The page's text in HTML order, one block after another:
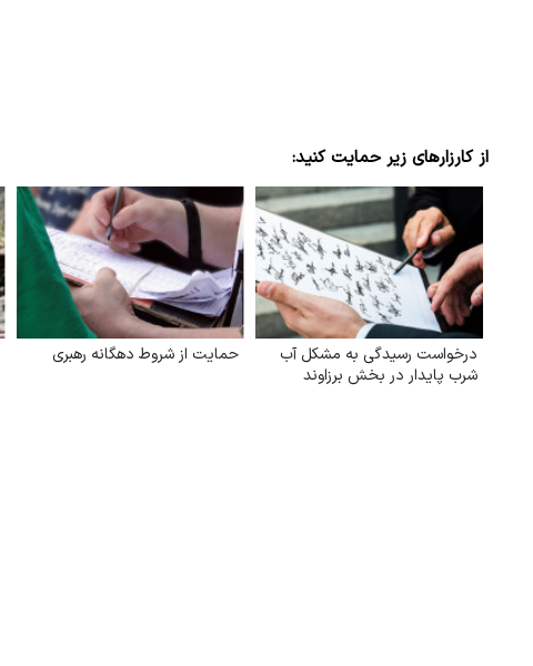
از کارزارهای زیر حمایت کنید:
درخواست رسیدگی به مشکل آب
شرب ‌پایدار در بخش برزاوند
حمایت از شروط دهگانه رهبری